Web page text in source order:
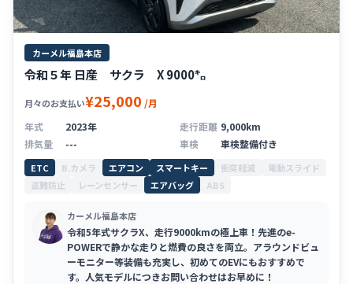
カーメル福島本店
令和５年 日産 サクラ X 9000㌔
月々のお支払い¥25,000 /月
年式
2023年 走行距離 9,000km
排気量
--- 車検 車検整備付き
ETC B.カメラ エアコン スマートキー 衝突軽減
電動スライド
盗難防止
レーンセンサー エアバッグ ABS
カーメル福島本店
令和5年式サクラX、走行9000kmの極上車！先進のe-
POWERで静かな走りと燃費の良さを両立。アラウンドビュ
ーモニター等装備も充実し、初めてのEVにもおすすめで
す。人気モデルにつきお問い合わせはお早めに！